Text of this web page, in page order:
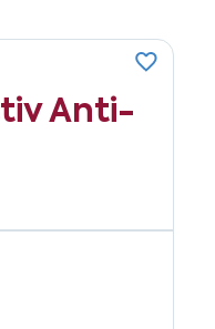
Anti-